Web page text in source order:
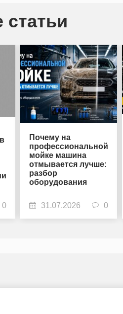
0
Почему на
профессиональной
мойке машина
отмывается лучше:
разбор
оборудования
31.07.2026 0